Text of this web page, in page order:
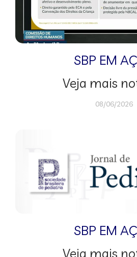
SBP EM
Veja mais
08/06/2026
SBP EM
Veja mais